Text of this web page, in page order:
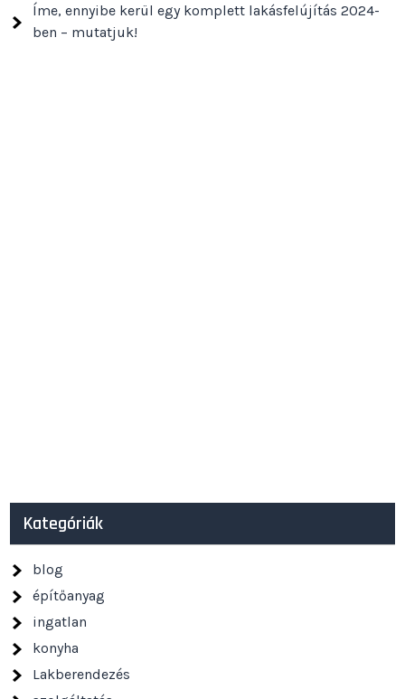
Íme, ennyibe kerül egy komplett lakásfelújítás 2024-
ben – mutatjuk!
Kategóriák
blog
építőanyag
ingatlan
konyha
Lakberendezés